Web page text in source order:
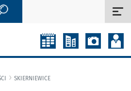
SKIERNIEWICE